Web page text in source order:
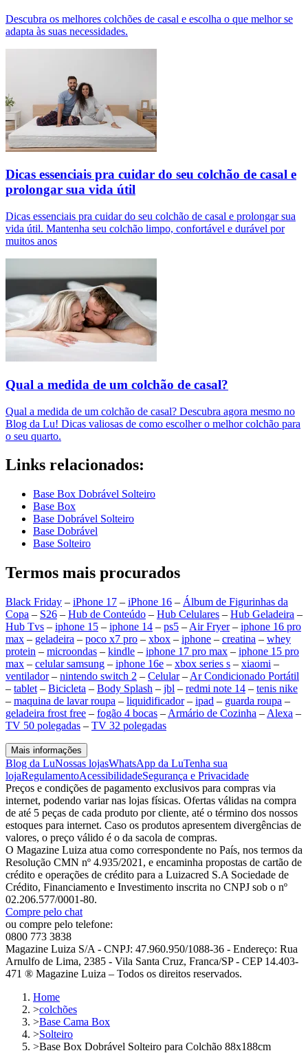
Descubra os melhores colchões de casal e escolha o que melhor se
adapta às suas necessidades.
Dicas essenciais pra cuidar do seu colchão de casal e
prolongar sua vida útil
Dicas essenciais pra cuidar do seu colchão de casal e prolongar sua
vida útil. Mantenha seu colchão limpo, confortável e durável por
muitos anos
Qual a medida de um colchão de casal?
Qual a medida de um colchão de casal? Descubra agora mesmo no
Blog da Lu! Dicas valiosas de como escolher o melhor colchão para
o seu quarto.
Links relacionados:
Base Box Dobrável Solteiro
Base Box
Base Dobrável Solteiro
Base Dobrável
Base Solteiro
Termos mais procurados
Black Friday – iPhone 17 – iPhone 16 – Álbum de Figurinhas da
Copa – S26 – Hub de Conteúdo – Hub Celulares – Hub Geladeira –
Hub Tvs – iphone 15 – iphone 14 – ps5 – Air Fryer– iphone 16 pro
max – geladeira – poco x7 pro – xbox – iphone – creatina – whey
protein – microondas – kindle – iphone 17 pro max – iphone 15 pro
max – celular samsung – iphone 16e – xbox series s – xiaomi –
ventilador– nintendo switch 2 – Celular– Ar Condicionado Portátil
– tablet – Bicicleta – Body Splash – jbl – redmi note 14 – tenis nike
– maquina de lavar roupa – liquidificador– ipad – guarda roupa –
geladeira frost free – fogão 4 bocas – Armário de Cozinha – Alexa –
TV 50 polegadas – TV 32 polegadas
Mais informações
Blog da LuNossas lojasWhatsApp da LuTenha sua
lojaRegulamentoAcessibilidadeSegurança e Privacidade
Preços e condições de pagamento exclusivos para compras via
internet, podendo variar nas lojas físicas. Ofertas válidas na compra
de até 5 peças de cada produto por cliente, até o término dos nossos
estoques para internet. Caso os produtos apresentem divergências de
valores, o preço válido é o da sacola de compras.
O Magazine Luiza atua como correspondente no País, nos termos da
Resolução CMN nº 4.935/2021, e encaminha propostas de cartão de
crédito e operações de crédito para a Luizacred S.A Sociedade de
Crédito, Financiamento e Investimento inscrita no CNPJ sob o nº
02.206.577/0001-80.
Compre pelo chat
ou compre pelo telefone:
0800 773 3838
Magazine Luiza S/A - CNPJ: 47.960.950/1088-36 - Endereço: Rua
Arnulfo de Lima, 2385 - Vila Santa Cruz, Franca/SP - CEP 14.403-
471 ® Magazine Luiza – Todos os direitos reservados.
Home
>colchões
>Base Cama Box
>Solteiro
>Base Box Dobrável Solteiro para Colchão 88x188cm